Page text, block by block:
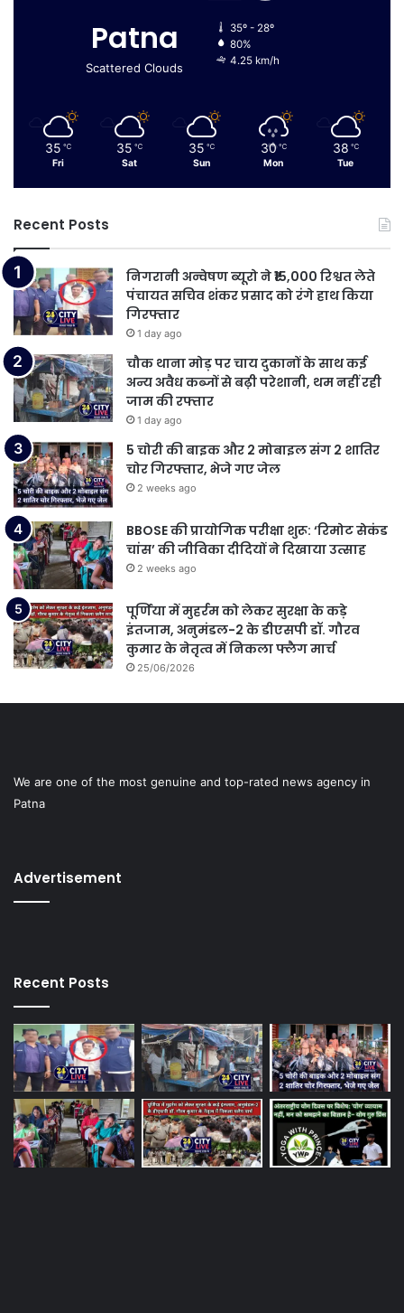
Patna
Scattered Clouds
35º - 28º
80%
4.25 km/h
35 ℃
Fri
35 ℃
Sat
35 ℃
Sun
30 ℃
Mon
38 ℃
Tue
Recent Posts
निगरानी अन्वेषण ब्यूरो ने ₹15,000 रिश्वत लेते
पंचायत सचिव शंकर प्रसाद को रंगे हाथ किया
गिरफ्तार
1 day ago
चौक थाना मोड़ पर चाय दुकानों के साथ कई
अन्य अवैध कब्जों से बढ़ी परेशानी, थम नहीं रही
जाम की रफ्तार
1 day ago
5 चोरी की बाइक और 2 मोबाइल संग 2 शातिर
चोर गिरफ्तार, भेजे गए जेल
2 weeks ago
BBOSE की प्रायोगिक परीक्षा शुरू: ‘रिमोट सेकंड
चांस’ की जीविका दीदियों ने दिखाया उत्साह
2 weeks ago
पूर्णिया में मुहर्रम को लेकर सुरक्षा के कड़े
इंतजाम, अनुमंडल-2 के डीएसपी डॉ. गौरव
कुमार के नेतृत्व में निकला फ्लैग मार्च
25/06/2026
We are one of the most genuine and top-rated news agency in
Patna
Advertisement
Recent Posts